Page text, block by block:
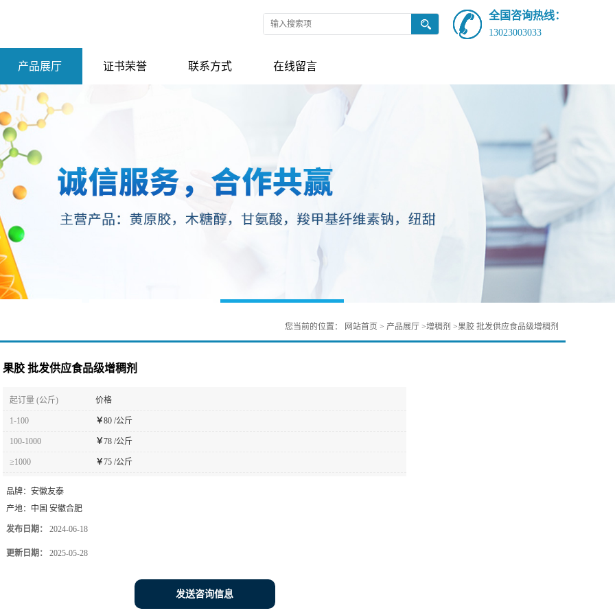
全国咨询热线：
13023003033
产品展厅 证书荣誉 联系方式 在线留言
您当前的位置： 网站首页 > 产品展厅 >增稠剂 >果胶 批发供应食品级增稠剂
果胶 批发供应食品级增稠剂
起订量 (公斤) 价格
1-100 ￥80 /公斤
100-1000 ￥78 /公斤
≥1000 ￥75 /公斤
品牌： 安徽友泰
产地： 中国 安徽合肥
发布日期： 2024-06-18
更新日期： 2025-05-28
发送咨询信息